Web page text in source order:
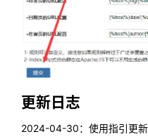
更新日志
2024-04-30：使用指引更新